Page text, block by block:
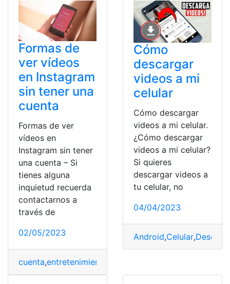
Formas de
ver vídeos
en Instagram
sin tener una
cuenta
Formas de ver
vídeos en
Instagram sin tener
una cuenta – Si
tienes alguna
inquietud recuerda
contactarnos a
través de
02/05/2023
cuenta,entretenimiento
Cómo
descargar
videos a mi
celular
Cómo descargar
videos a mi celular.
¿Cómo descargar
videos a mi celular?
Si quieres
descargar videos a
tu celular, no
04/04/2023
Android,Celular,